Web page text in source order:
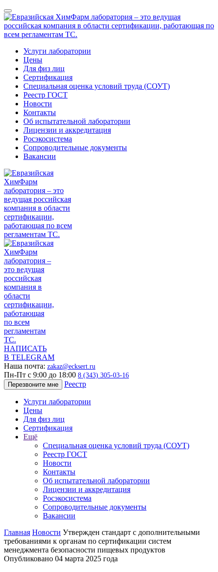
Услуги лаборатории
Цены
Для физ лиц
Сертификация
Специальная оценка условий труда (СОУТ)
Реестр ГОСТ
Новости
Контакты
Об испытательной лаборатории
Лицензии и аккредитация
Росэкосистема
Сопроводительные документы
Вакансии
НАПИСАТЬ
В TELEGRAM
Наша почта: zakaz@ecksert.ru
Пн-Пт с 9:00 до 18:00 8 (343) 305-03-16
Перезвоните мне
Реестр
Услуги лаборатории
Цены
Для физ лиц
Сертификация
Ещё
Специальная оценка условий труда (СОУТ)
Реестр ГОСТ
Новости
Контакты
Об испытательной лаборатории
Лицензии и аккредитация
Росэкосистема
Сопроводительные документы
Вакансии
Главная Новости Утвержден стандарт с дополнительными
требованиями к органам по сертификации систем
менеджмента безопасности пищевых продуктов
Опубликовано 04 марта 2025 года